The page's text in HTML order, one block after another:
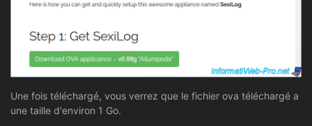
Une fois téléchargé, vous verrez que le fichier ova téléchargé a
une taille d'environ 1 Go.